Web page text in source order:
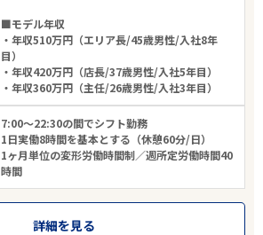
■モデル年収
・年収510万円（エリア長/45歳男性/入社8年
目）
・年収420万円（店長/37歳男性/入社5年目）
・年収360万円（主任/26歳男性/入社3年目）
7:00～22:30の間でシフト勤務
1日実働8時間を基本とする（休憩60分/日）
1ヶ月単位の変形労働時間制／週所定労働時間40
時間
詳細を見る